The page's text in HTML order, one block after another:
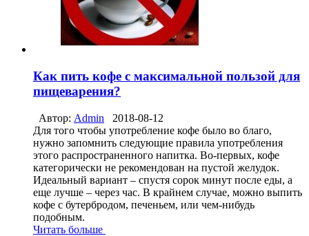
Как пить кофе с максимальной пользой для
пищеварения?
Автор: Admin
2018-08-12
Для того чтобы употребление кофе было во благо,
нужно запомнить следующие правила употребления
этого распространенного напитка. Во-первых, кофе
категорически не рекомендован на пустой желудок.
Идеальный вариант – спустя сорок минут после еды, а
еще лучше – через час. В крайнем случае, можно выпить
кофе с бутербродом, печеньем, или чем-нибудь
подобным.
Читать больше